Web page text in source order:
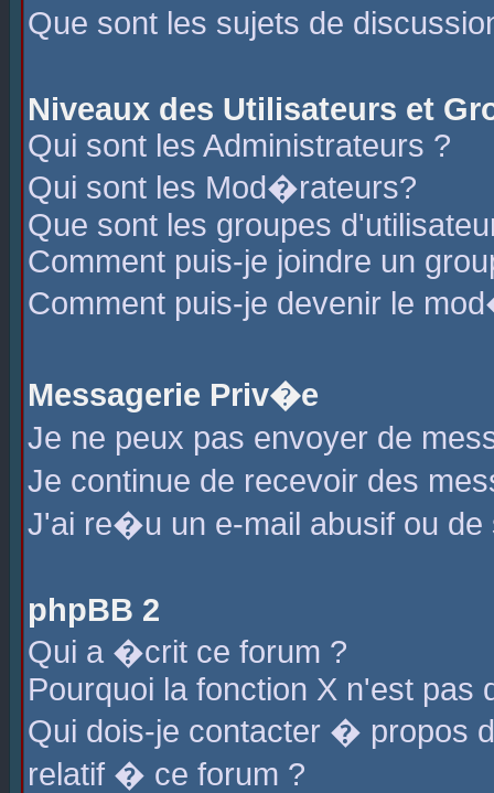
Que sont les sujets de
Niveaux des Utilisateurs et
Qui sont les Administrateurs ?
Qui sont les Mod�rateurs?
Que sont les groupes
Comment puis-je joindre un
Comment puis-je devenir le
Messagerie Priv�e
Je ne peux pas envoyer de
Je continue de recevoir des
J'ai re�u un e-mail abusif ou de
phpBB 2
Qui a �crit ce forum ?
Pourquoi la fonction X n'est pas
Qui dois-je contacter � propos
relatif � ce forum ?